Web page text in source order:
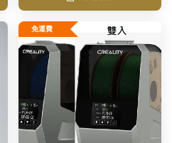
免運費